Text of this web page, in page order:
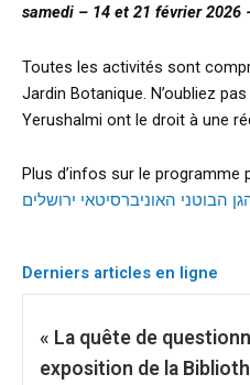
samedi – 14 et 21 février 2026
Toutes les activités sont
Jardin Botanique. N’oubliez
Yerushalmi ont le droit à une
Plus d’infos sur le programme
הבוטני האוניברסיטאי ירושלים
Derniers articles en ligne
« La quête de
exposition de la